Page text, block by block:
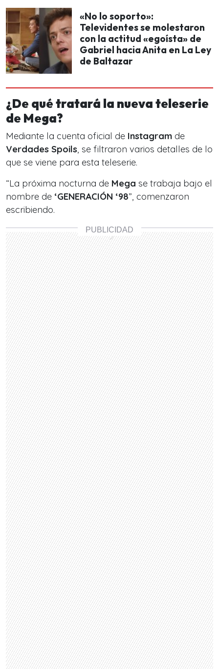
«No lo soporto»:
Televidentes se molestaron
con la actitud «egoísta» de
Gabriel hacia Anita en La Ley
de Baltazar
¿De qué tratará la nueva teleserie
de Mega?
Mediante la cuenta oficial de Instagram de
Verdades Spoils, se filtraron varios detalles de lo
que se viene para esta teleserie.
“La próxima nocturna de Mega se trabaja bajo el
nombre de ‘GENERACIÓN ‘98”, comenzaron
escribiendo.